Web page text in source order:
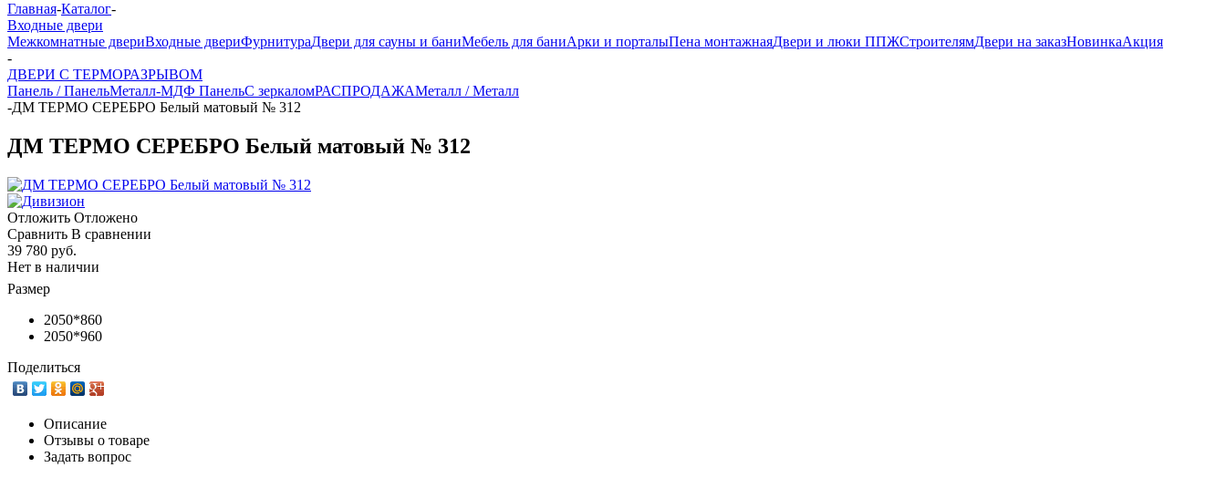
Главная-Каталог-
Входные двери
Межкомнатные двериВходные двериФурнитураДвери для сауны и баниМебель для баниАрки и порталыПена монтажнаяДвери и люки ППЖСтроителямДвери на заказНовинкаАкция
-
ДВЕРИ С ТЕРМОРАЗРЫВОМ
Панель / ПанельМеталл-МДФ ПанельС зеркаломРАСПРОДАЖАМеталл / Металл
-ДМ ТЕРМО СЕРЕБРО Белый матовый № 312
ДМ ТЕРМО СЕРЕБРО Белый матовый № 312
Отложить Отложено
Сравнить В сравнении
39 780 руб.
Нет в наличии
Размер
2050*860
2050*960
Поделиться
Описание
Отзывы о товаре
Задать вопрос